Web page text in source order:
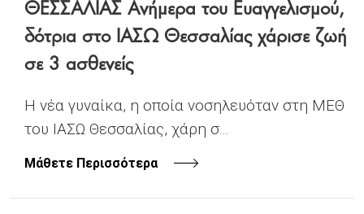
ΘΕΣΣΑΛΙΑΣ Ανήμερα του Ευαγγελισμού,
δότρια στο ΙΑΣΩ Θεσσαλίας χάρισε ζωή
σε 3 ασθενείς
Η νέα γυναίκα, η οποία νοσηλευόταν στη ΜΕΘ
του ΙΑΣΩ Θεσσαλίας, χάρη σ...
Μάθετε Περισσότερα